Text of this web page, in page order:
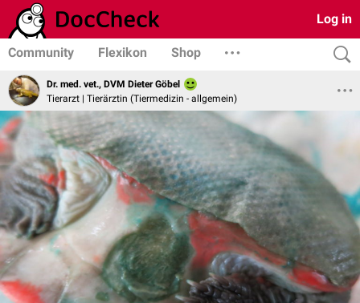
Log in
Community Flexikon Shop
Dr. med. vet., DVM Dieter Göbel
Tierarzt | Tierärztin (Tiermedizin - allgemein)